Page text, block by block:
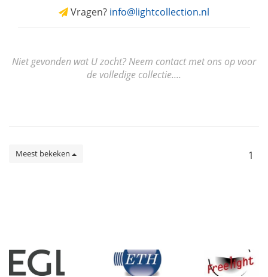
Vragen? info@lightcollection.nl
Niet gevonden wat U zocht? Neem contact met ons op voor
de volledige collectie....
Meest bekeken 1